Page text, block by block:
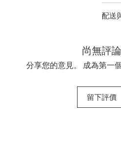
• 產
配送
封、
一旦
尚無評論
分享您的意見。 成為第一
留下評價